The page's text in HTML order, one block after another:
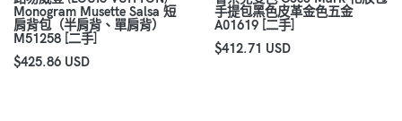
Monogram Musette Salsa 短
肩背包（半肩背、單肩背）
M51258 [二手]
$425.86 USD
手提包黑色皮革金色五金
A01619 [二手]
$412.71 USD